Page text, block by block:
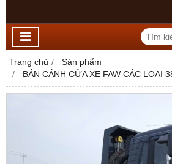
Trang chủ
Sản phẩm
BÁN CÁNH CỬA XE FAW CÁC LOẠI